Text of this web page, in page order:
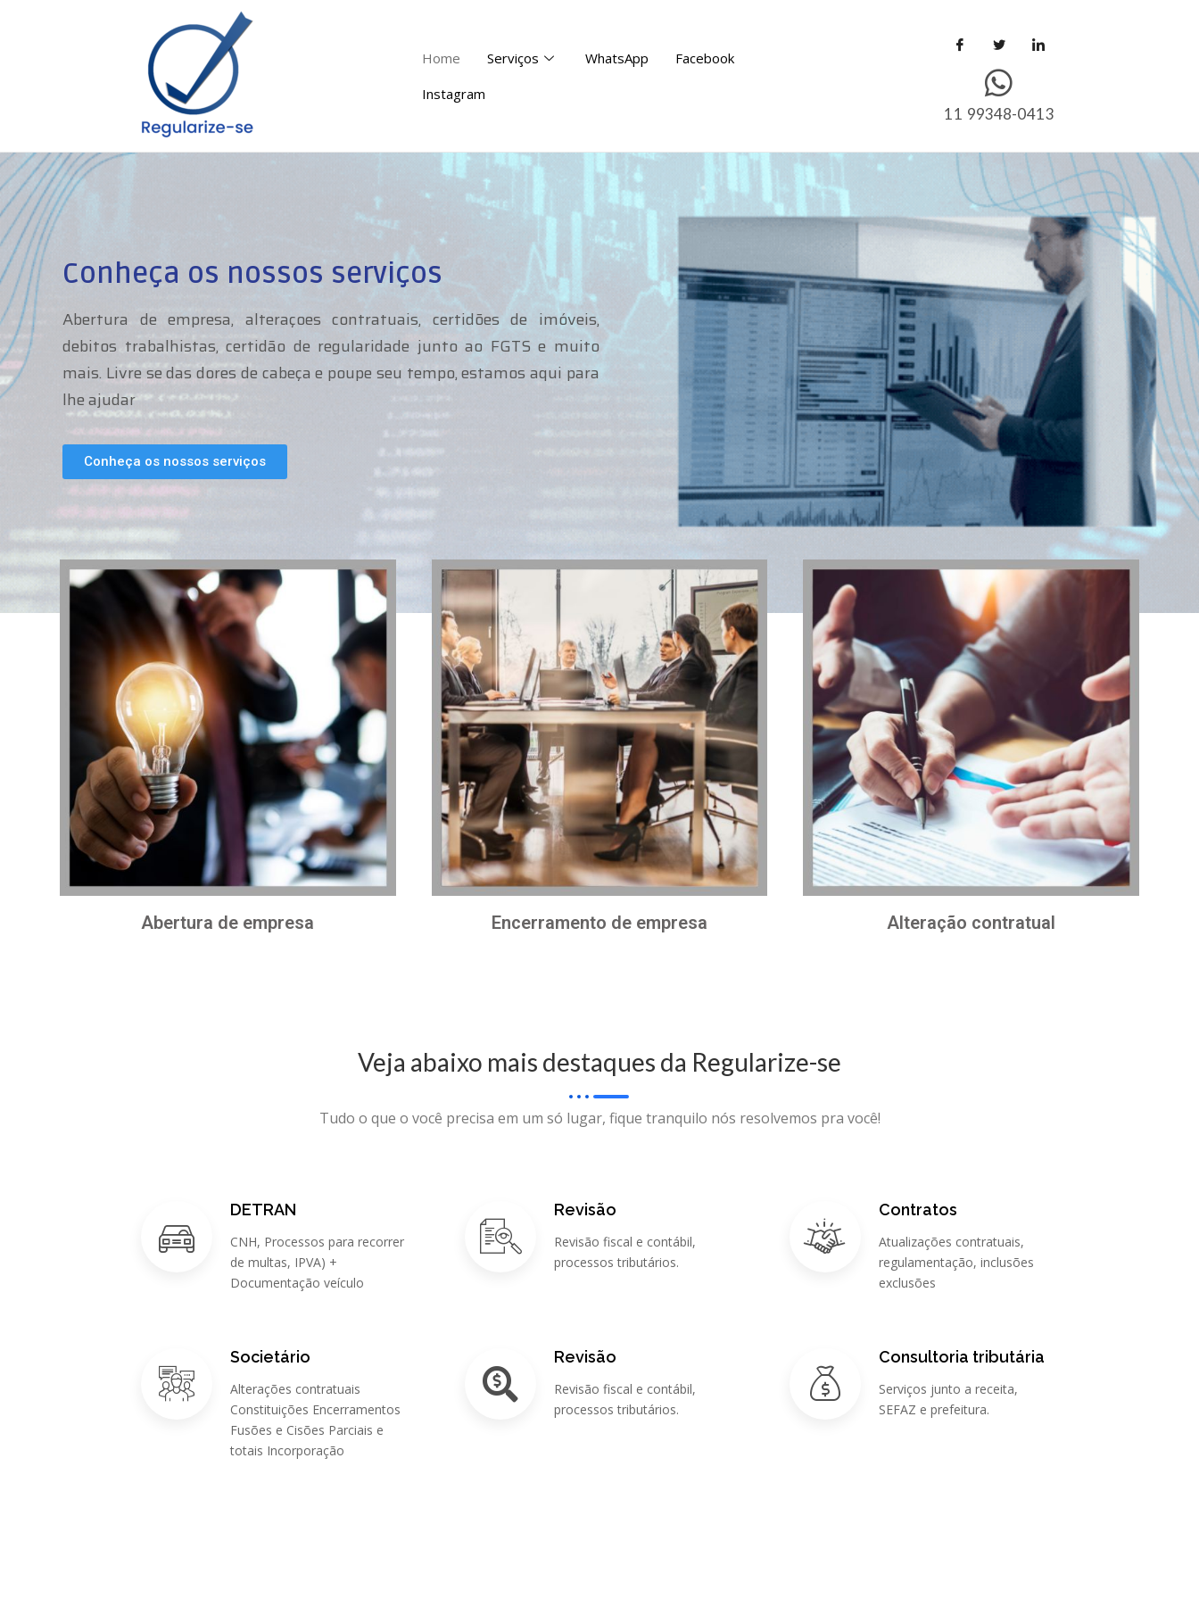
Home Serviços WhatsApp
Facebook
Instagram
11 99348-0413
Conheça os nossos serviços
Abertura de empresa, alteraçoes contratuais, certidões de imóveis,
debitos trabalhistas, certidão de regularidade junto ao FGTS e muito
mais. Livre se das dores de cabeça e poupe seu tempo, estamos aqui para
lhe ajudar
Conheça os nossos serviços
Abertura de empresa Encerramento de empresa Alteração contratual
Veja abaixo mais destaques da Regularize-se
Tudo o que o você precisa em um só lugar, fique tranquilo nós resolvemos pra você!
DETRAN
CNH, Processos para recorrer
de multas, IPVA) +
Documentação veículo
Revisão
Revisão fiscal e contábil,
processos tributários.
Contratos
Atualizações contratuais,
regulamentação, inclusões
exclusões
Societário
Alterações contratuais
Constituições Encerramentos
Fusões e Cisões Parciais e
totais Incorporação
Revisão
Revisão fiscal e contábil,
processos tributários.
Consultoria tributária
Serviços junto a receita,
SEFAZ e prefeitura.